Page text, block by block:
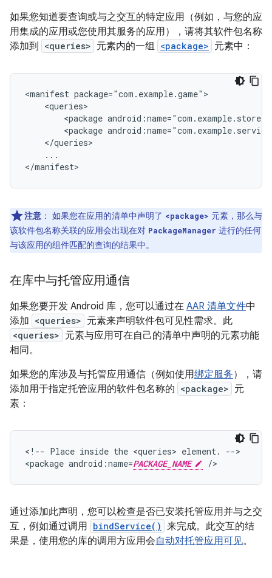
如果您知道要查询或与之交互的特定应用（例如，与您的应
用集成的应用或您使用其服务的应用），请将其软件包名称
添加到
<queries> 元素内的一组 <package> 元素中：
<manifest
<package android:name="com.example.store"
<package
...
</manifest>
注意 ： 如果您在应用的清单中声明了 <package> 元素，那么与
该软件包名称关联的应用会出现在对 PackageManager 进行的任何
与该应用的组件匹配的查询的结果中。
在库中与托管应用通信
如果您要开发 Android 库，您可以通过在 AAR 清单文件中
添加 <queries> 元素来声明软件包可见性需求。此
<queries> 元素与应用可在自己的清单中声明的元素功能
相同。
如果您的库涉及与托管应用通信（例如使用绑定服务），请
添加用于指定托管应用的软件包名称的 <package> 元
素：
<!-- Place inside the <queries> element.
-->
<package android:name=PACKAGE_NAME />
通过添加此声明，您可以检查是否已安装托管应用并与之交
互，例如通过调用 bindService() 来完成。此交互的结
果是，使用您的库的调用方应用会自动对托管应用可见。